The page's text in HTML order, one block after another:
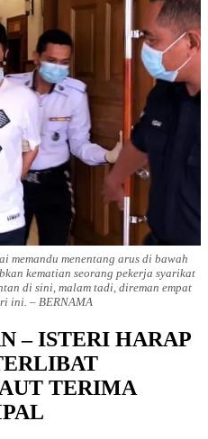
memandu menentang arus di bawah
kematian seorang pekerja syarikat
di sini, malam tadi, direman empat
ini. – BERNAMA
– ISTERI HARAP
TERIMA